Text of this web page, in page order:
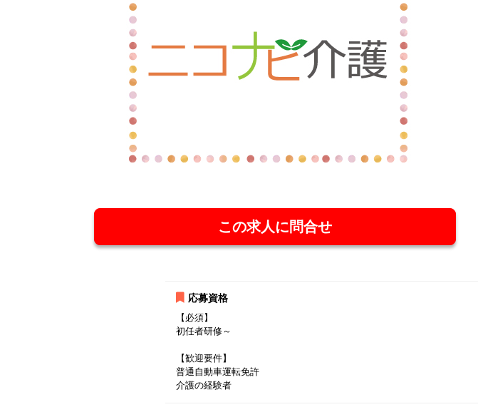
この求人に問合せ
応募資格
【必須】
初任者研修～
【歓迎要件】
普通自動車運転免許
介護の経験者